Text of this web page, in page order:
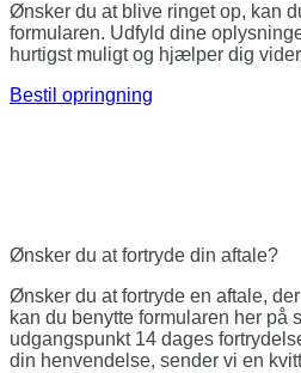
Ønsker du at blive ringet op, kan
formularen. Udfyld dine
hurtigst muligt og hjælper dig
Bestil opringning
Ønsker du at fortryde din aftale?
Ønsker du at fortryde en aftale,
kan du benytte formularen her på
udgangspunkt 14 dages
din henvendelse, sender vi en